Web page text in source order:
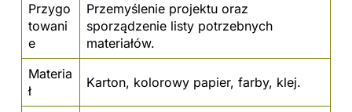
Przygo
towani
e
Przemyślenie projektu oraz
sporządzenie listy potrzebnych
materiałów.
Materia
ł
Karton, kolorowy papier, farby, klej.